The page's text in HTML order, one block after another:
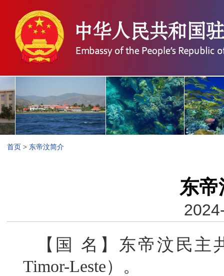
首页 > 东帝汶简介
东帝
【国
名】东帝汶民主
Timor-Leste）。